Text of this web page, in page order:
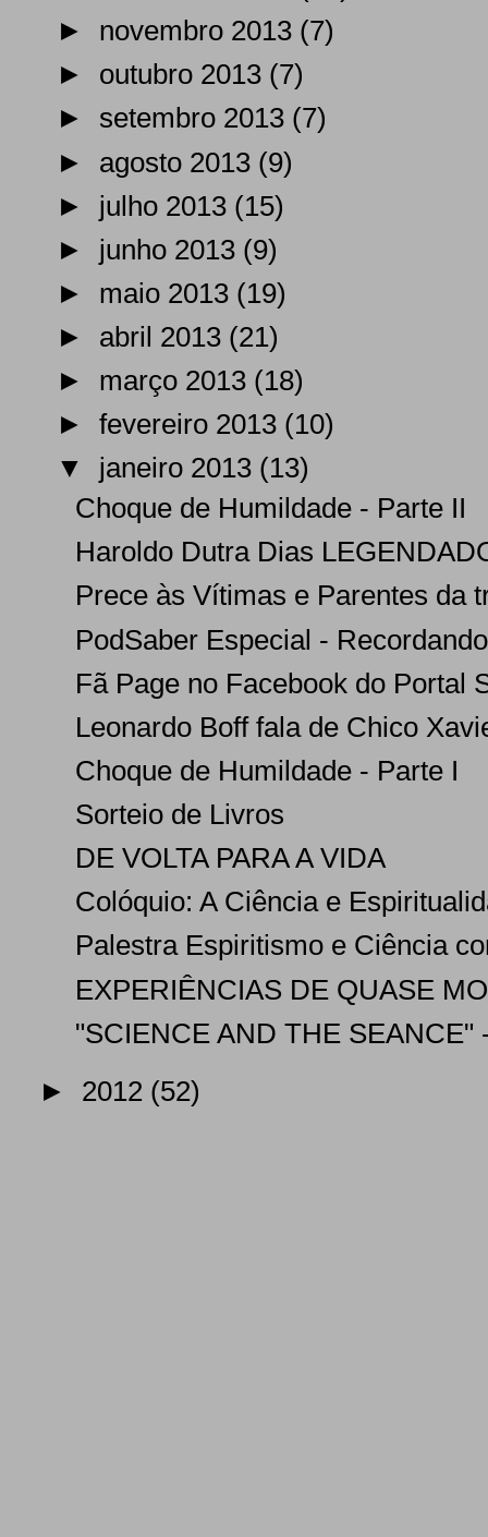
► novembro 2013 (7)
► outubro 2013 (7)
► setembro 2013 (7)
► agosto 2013 (9)
► julho 2013 (15)
► junho 2013 (9)
► maio 2013 (19)
► abril 2013 (21)
► março 2013 (18)
►fevereiro 2013 (10)
▼ janeiro 2013 (13)
Choque de Humildade - Parte II
Haroldo Dutra Dias
Prece às Vítimas e Parentes da
PodSaber Especial -
Fã Page no Facebook do Portal
Leonardo Boff fala de Chico
Choque de Humildade - Parte I
Sorteio de Livros
DE VOLTA PARA A VIDA
Colóquio: A Ciência e
Palestra Espiritismo e Ciência
EXPERIÊNCIAS DE QUASE
"SCIENCE AND THE SEANCE"
► 2012 (52)